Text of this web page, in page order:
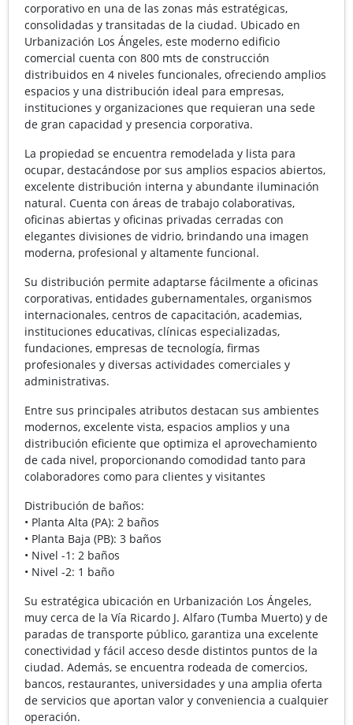
corporativo en una de las zonas más estratégicas,
consolidadas y transitadas de la ciudad. Ubicado en
Urbanización Los Ángeles, este moderno edificio
comercial cuenta con 800 mts de construcción
distribuidos en 4 niveles funcionales, ofreciendo amplios
espacios y una distribución ideal para empresas,
instituciones y organizaciones que requieran una sede
de gran capacidad y presencia corporativa.
La propiedad se encuentra remodelada y lista para
ocupar, destacándose por sus amplios espacios abiertos,
excelente distribución interna y abundante iluminación
natural. Cuenta con áreas de trabajo colaborativas,
oficinas abiertas y oficinas privadas cerradas con
elegantes divisiones de vidrio, brindando una imagen
moderna, profesional y altamente funcional.
Su distribución permite adaptarse fácilmente a oficinas
corporativas, entidades gubernamentales, organismos
internacionales, centros de capacitación, academias,
instituciones educativas, clínicas especializadas,
fundaciones, empresas de tecnología, firmas
profesionales y diversas actividades comerciales y
administrativas.
Entre sus principales atributos destacan sus ambientes
modernos, excelente vista, espacios amplios y una
distribución eficiente que optimiza el aprovechamiento
de cada nivel, proporcionando comodidad tanto para
colaboradores como para clientes y visitantes
Distribución de baños:
• Planta Alta (PA): 2 baños
• Planta Baja (PB): 3 baños
• Nivel -1: 2 baños
• Nivel -2: 1 baño
Su estratégica ubicación en Urbanización Los Ángeles,
muy cerca de la Vía Ricardo J. Alfaro (Tumba Muerto) y de
paradas de transporte público, garantiza una excelente
conectividad y fácil acceso desde distintos puntos de la
ciudad. Además, se encuentra rodeada de comercios,
bancos, restaurantes, universidades y una amplia oferta
de servicios que aportan valor y conveniencia a cualquier
operación.